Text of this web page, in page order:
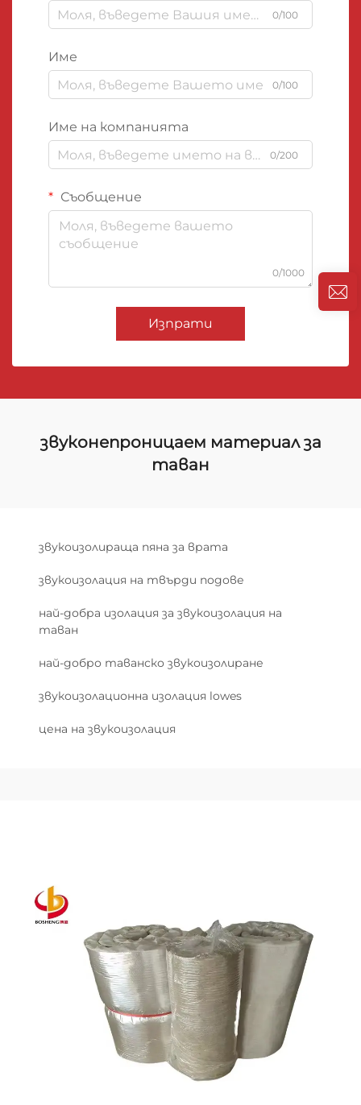
0/100
Име
0/100
Име на компанията
0/200
Съобщение
0/1000
Изпрати
звуконепроницаем материал за
таван
звукоизолираща пяна за врата
звукоизолация на твърди подове
най-добра изолация за звукоизолация на
таван
най-добро таванско звукоизолиране
звукоизолационна изолация lowes
цена на звукоизолация